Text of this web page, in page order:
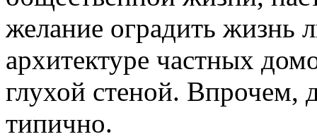
желание оградить
архитектуре частных
глухой стеной. Впрочем,
типично.